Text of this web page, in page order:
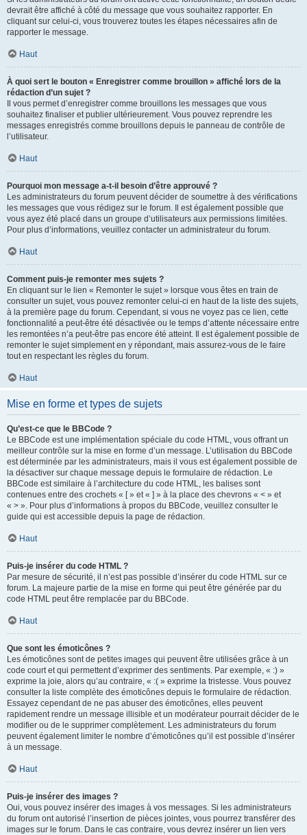
devrait être affiché à côté du message que vous souhaitez rapporter. En
cliquant sur celui-ci, vous trouverez toutes les étapes nécessaires afin de
rapporter le message.
Haut
À quoi sert le bouton « Enregistrer comme brouillon » affiché lors de la
rédaction d’un sujet ?
Il vous permet d’enregistrer comme brouillons les messages que vous
souhaitez finaliser et publier ultérieurement. Vous pouvez reprendre les
messages enregistrés comme brouillons depuis le panneau de contrôle de
l’utilisateur.
Haut
Pourquoi mon message a-t-il besoin d’être approuvé ?
Les administrateurs du forum peuvent décider de soumettre à des vérifications
les messages que vous rédigez sur le forum. Il est également possible que
vous ayez été placé dans un groupe d’utilisateurs aux permissions limitées.
Pour plus d’informations, veuillez contacter un administrateur du forum.
Haut
Comment puis-je remonter mes sujets ?
En cliquant sur le lien « Remonter le sujet » lorsque vous êtes en train de
consulter un sujet, vous pouvez remonter celui-ci en haut de la liste des sujets,
à la première page du forum. Cependant, si vous ne voyez pas ce lien, cette
fonctionnalité a peut-être été désactivée ou le temps d’attente nécessaire entre
les remontées n’a peut-être pas encore été atteint. Il est également possible de
remonter le sujet simplement en y répondant, mais assurez-vous de le faire
tout en respectant les règles du forum.
Haut
Mise en forme et types de sujets
Qu’est-ce que le BBCode ?
Le BBCode est une implémentation spéciale du code HTML, vous offrant un
meilleur contrôle sur la mise en forme d’un message. L’utilisation du BBCode
est déterminée par les administrateurs, mais il vous est également possible de
la désactiver sur chaque message depuis le formulaire de rédaction. Le
BBCode est similaire à l’architecture du code HTML, les balises sont
contenues entre des crochets « [ » et « ] » à la place des chevrons « < » et
« > ». Pour plus d’informations à propos du BBCode, veuillez consulter le
guide qui est accessible depuis la page de rédaction.
Haut
Puis-je insérer du code HTML ?
Par mesure de sécurité, il n’est pas possible d’insérer du code HTML sur ce
forum. La majeure partie de la mise en forme qui peut être générée par du
code HTML peut être remplacée par du BBCode.
Haut
Que sont les émoticônes ?
Les émoticônes sont de petites images qui peuvent être utilisées grâce à un
code court et qui permettent d’exprimer des sentiments. Par exemple, « :) »
exprime la joie, alors qu’au contraire, « :( » exprime la tristesse. Vous pouvez
consulter la liste complète des émoticônes depuis le formulaire de rédaction.
Essayez cependant de ne pas abuser des émoticônes, elles peuvent
rapidement rendre un message illisible et un modérateur pourrait décider de le
modifier ou de le supprimer complètement. Les administrateurs du forum
peuvent également limiter le nombre d’émoticônes qu’il est possible d’insérer
à un message.
Haut
Puis-je insérer des images ?
Oui, vous pouvez insérer des images à vos messages. Si les administrateurs
du forum ont autorisé l’insertion de pièces jointes, vous pourrez transférer des
images sur le forum. Dans le cas contraire, vous devrez insérer un lien vers